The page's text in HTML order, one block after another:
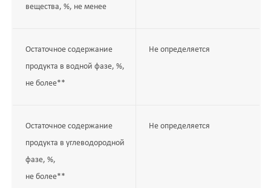
вещества, %, не менее
Остаточное содержание
продукта в водной фазе, %,
не более**
Не определяется
Остаточное содержание
продукта в углеводородной
фазе, %,
не более**
Не определяется